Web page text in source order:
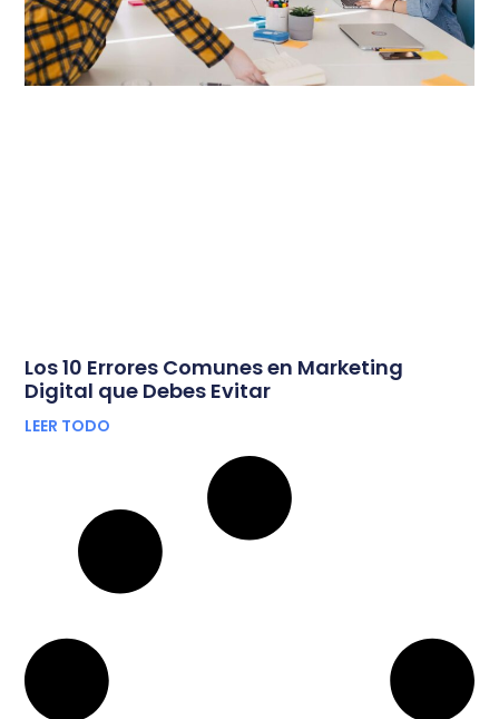
Los 10 Errores Comunes en Marketing
Digital que Debes Evitar
LEER TODO